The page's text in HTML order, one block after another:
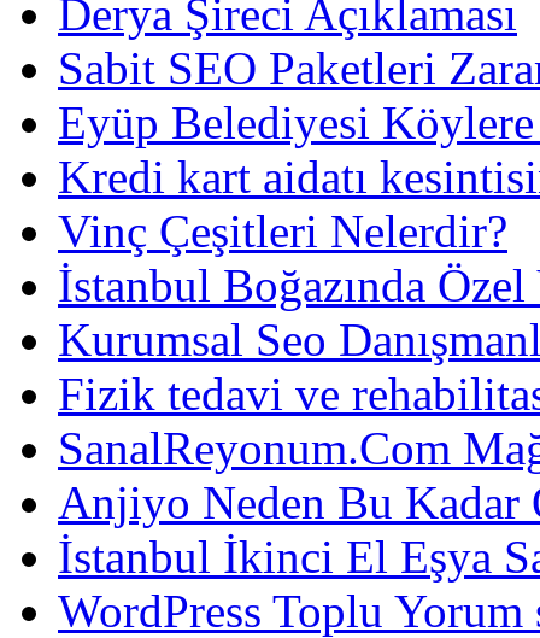
Derya Şireci Açıklaması
Sabit SEO Paketleri
Eyüp Belediyesi
Kredi kart aidatı
Vinç Çeşitleri Nelerdir?
İstanbul Boğazında
Kurumsal Seo
Fizik tedavi ve
SanalReyonum.Com
Anjiyo Neden Bu Kadar
İstanbul İkinci El Eşya
WordPress Toplu